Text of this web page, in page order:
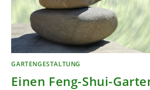
GARTENGESTALTUNG
Einen Feng-Shui-